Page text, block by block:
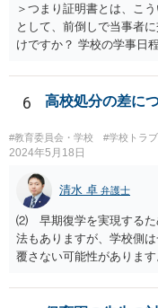
＞つまり証明書とは、こ
として、前倒しで当事者
けですか？ 学校の学事日
でしょう。 両者をそろえ
自体は各学校によって慣
離脱日も、学校によって
題はないでしょう。 ＞万
なる出来事が起こったと
自然でしょう。 ただし、
が、全課程を修了したと
点では、そのこと自体は
自体の無効かどうかとい
う。 問題は、証書そのも
6 高校処分の差に
#教育委員会・学校 #学校トラ
2024年5月18日
清水 卓 弁護士
⑵ 早期復学を実現するた
法もありますが、学校側
覆さない可能性がありま
（なお、退学勧告に従わ